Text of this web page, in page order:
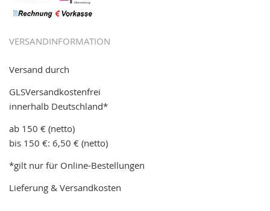
VERSANDINFORMATION
Versand durch
GLSVersandkostenfrei
innerhalb Deutschland*
ab 150 € (netto)
bis 150 €: 6,50 € (netto)
*gilt nur für Online-Bestellungen
Lieferung & Versandkosten